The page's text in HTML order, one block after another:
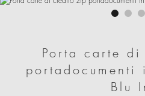
Porta carte
Blu